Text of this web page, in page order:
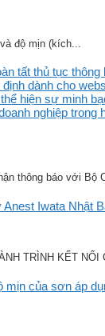
độ mịn (kích...
tất thủ tục
dành cho
hiện sự minh
nghiệp trong
thông báo với Bộ
Iwata Nhật
TRÌNH KẾT NỐI
mịn của sơn áp